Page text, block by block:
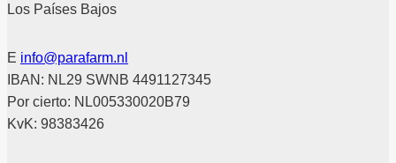
Los Países Bajos
E info@parafarm.nl
IBAN: NL29 SWNB 4491127345
Por cierto: NL005330020B79
KvK: 98383426